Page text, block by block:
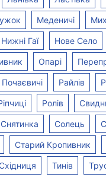
Меденичі
Нижні Гаї Нове Село
Опарі
Почаєвичі Райлів
Ролів
Снятинка Солець
Старий Кропивник
Східниця Тинів